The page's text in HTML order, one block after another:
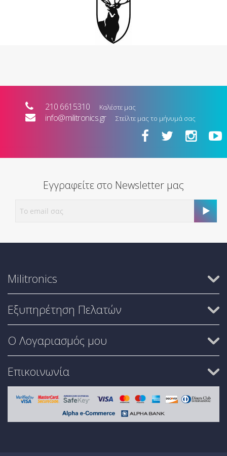
210 6615310 Καλέστε μας
info@militronics.gr Στείλτε μας το μήνυμά σας
Εγγραφείτε στο Newsletter μας
Militronics
Εξυπηρέτηση Πελατών
Ο Λογαριασμός μου
Επικοινωνία